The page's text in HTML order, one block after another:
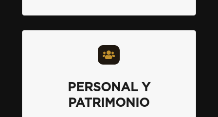

PERSONAL Y
PATRIMONIO